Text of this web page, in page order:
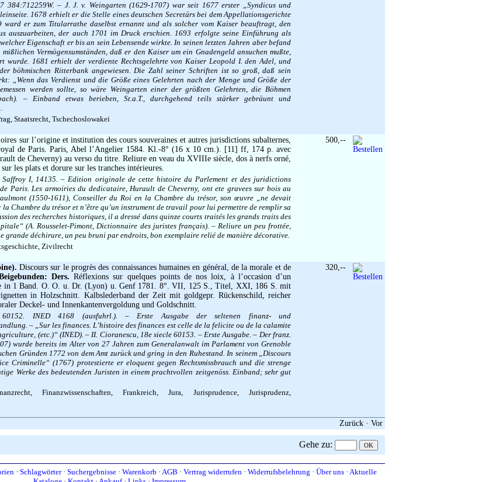
384:712259W. – J. J. v. Weingarten (1629-1707) war seit 1677 erster „Syndicus und
1678 erhielt er die Stelle eines deutschen Secretärs bei dem Appellationsgerichte
ward er zum Titularrathe daselbst ernannt und als solcher vom Kaiser beauftragt, den
auszuarbeiten, der auch 1701 im Druck erschien. 1693 erfolgte seine Einführung als
Eigenschaft er bis an sein Lebensende wirkte. In seinen letzten Jahren aber befand
Vermögensumständen, daß er den Kaiser um ein Gnadengeld ansuchen mußte,
wurde. 1681 erhielt der verdiente Rechtsgelehrte von Kaiser Leopold I. den Adel, und
böhmischen Ritterbank angewiesen. Die Zahl seiner Schriften ist so groß, daß sein
„Wenn das Verdienst und die Größe eines Gelehrten nach der Menge und Größe der
werden sollte, so wäre Weingarten einer der größten Gelehrten, die Böhmen
– Einband etwas berieben, St.a.T., durchgehend teils stärker gebräunt und
Staatsrecht, Tschechoslowakei
sur l’origine et institution des cours souveraines et autres jurisdictions subalternes,
royal de Paris. Paris, Abel l’Angelier 1584. Kl.-8° (16 x 10 cm.). [11] ff, 174 p. avec
de Cheverny) au verso du titre. Reliure en veau du XVIIIe siècle, dos à nerfs orné,
les plats et dorure sur les tranches intérieures.
Saffroy I, 14135. – Edition originale de cette histoire du Parlement et des juridictions
Paris. Les armoiries du dedicataire, Hurault de Cheverny, ont ete gravees sur bois au
(1550-1611), Conseiller du Roi en la Chambre du trésor, son œuvre „ne devait
la Chambre du trésor et n’être qu’un instrument de travail pour lui permettre de remplir sa
des recherches historiques, il a dressé dans quinze courts traités les grands traits des
(A. Rousselet-Pimont, Dictionnaire des juristes français). – Reliure un peu frottée,
grande déchirure, un peu bruni par endroits, bon exemplaire relié de manière décorative.
Zivilrecht
500,--
Discours sur le progrès des connaissances humaines en général, de la morale et de
Ders. Réflexions sur quelques points de nos loix, à l’occasion d’un
in 1 Band. O. O. u. Dr. (Lyon) u. Genf 1781. 8°. VII, 125 S., Titel, XXI, 186 S. mit
in Holzschnitt. Kalbslederband der Zeit mit goldgepr. Rückenschild, reicher
Deckel- und Innenkantenvergoldung und Goldschnitt.
INED 4168 (ausfuhrl.). – Erste Ausgabe der seltenen finanz- und
– „Sur les finances. L’histoire des finances est celle de la felicite ou de la calamite
(etc.)“ (INED). – II. Cioranescu, 18e siecle 60153. – Erste Ausgabe. – Der franz.
wurde bereits im Alter von 27 Jahren zum Generalanwalt im Parlament von Grenoble
Gründen 1772 von dem Amt zurück und gring in den Ruhestand. In seinem „Discours
Criminelle“ (1767) protestierte er eloquent gegen Rechtsmissbrauch und die strenge
Werke des bedeutenden Juristen in einem prachtvollen zeitgenöss. Einband; sehr gut
Finanzwissenschaften, Frankreich, Jura, Jurisprudence, Jurisprudenz,
320,--
Zurück · Vor
Gehe zu:
· Schlagwörter· Suchergebnisse · Warenkorb · AGB · Vertrag widerrufen · Widerrufsbelehrung · Über uns · Aktuelle